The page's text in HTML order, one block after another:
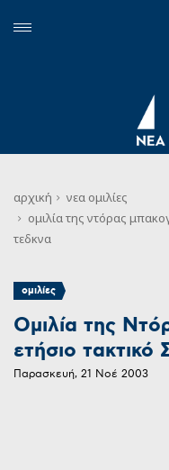
αρχική νεα ομιλίες
ομιλία της ντόρας
τεδκνα
ομιλίες
Ομιλία της
ετήσιο
Παρασκευή, 21 Νοέ 2003